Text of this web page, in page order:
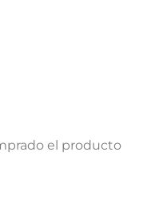
el producto